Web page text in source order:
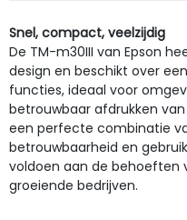
Snel, compact, veelzijdig
De TM-m30III van Epson
design en beschikt over
functies, ideaal voor
betrouwbaar afdrukken
een perfecte combinatie
betrouwbaarheid en
voldoen aan de behoeften
groeiende bedrijven.